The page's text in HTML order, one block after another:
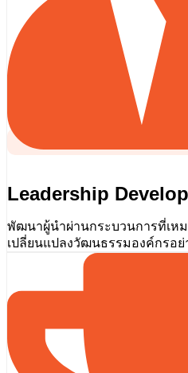
Leadership
พัฒนาผู้นำผ่านกระบวนการที่เห
เปลี่ยนแปลงวัฒนธรรมองค์กรอย่